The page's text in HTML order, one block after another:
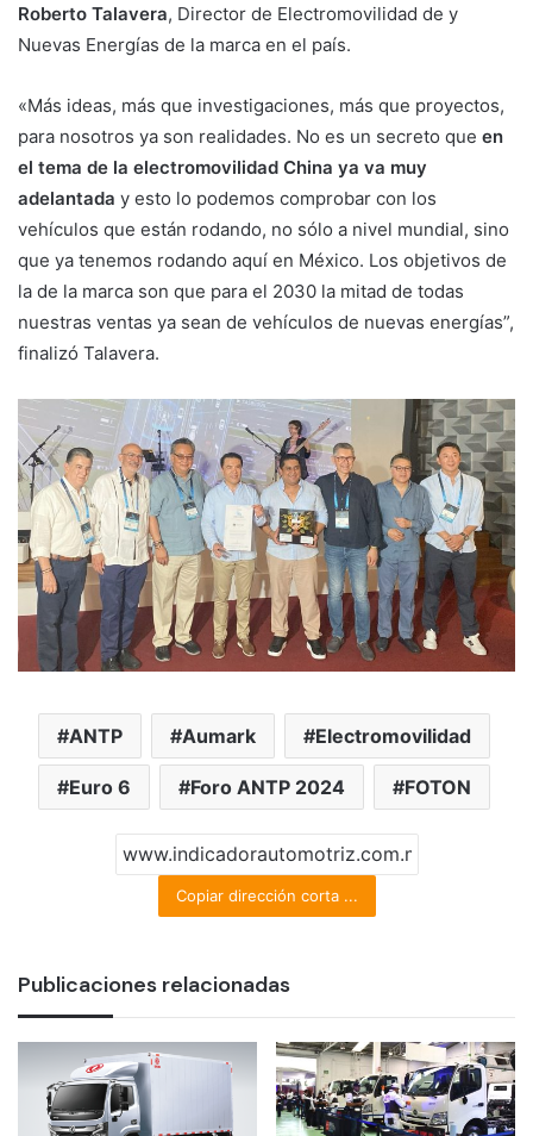
Roberto Talavera, Director de Electromovilidad de y
Nuevas Energías de la marca en el país.
«Más ideas, más que investigaciones, más que proyectos,
para nosotros ya son realidades. No es un secreto que en
el tema de la electromovilidad China ya va muy
adelantada y esto lo podemos comprobar con los
vehículos que están rodando, no sólo a nivel mundial, sino
que ya tenemos rodando aquí en México. Los objetivos de
la de la marca son que para el 2030 la mitad de todas
nuestras ventas ya sean de vehículos de nuevas energías”,
finalizó Talavera.
ANTP Aumark Electromovilidad
Euro 6 Foro ANTP 2024 FOTON
Copiar dirección corta ...
Publicaciones relacionadas